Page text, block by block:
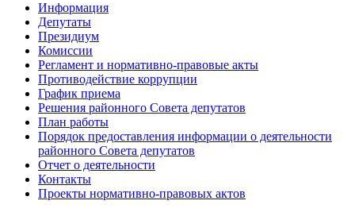
Информация
Депутаты
Президиум
Комиссии
Регламент и нормативно-правовые акты
Противодействие коррупции
График приема
Решения районного Совета депутатов
План работы
Порядок предоставления информации о деятельности
районного Совета депутатов
Отчет о деятельности
Контакты
Проекты нормативно-правовых актов